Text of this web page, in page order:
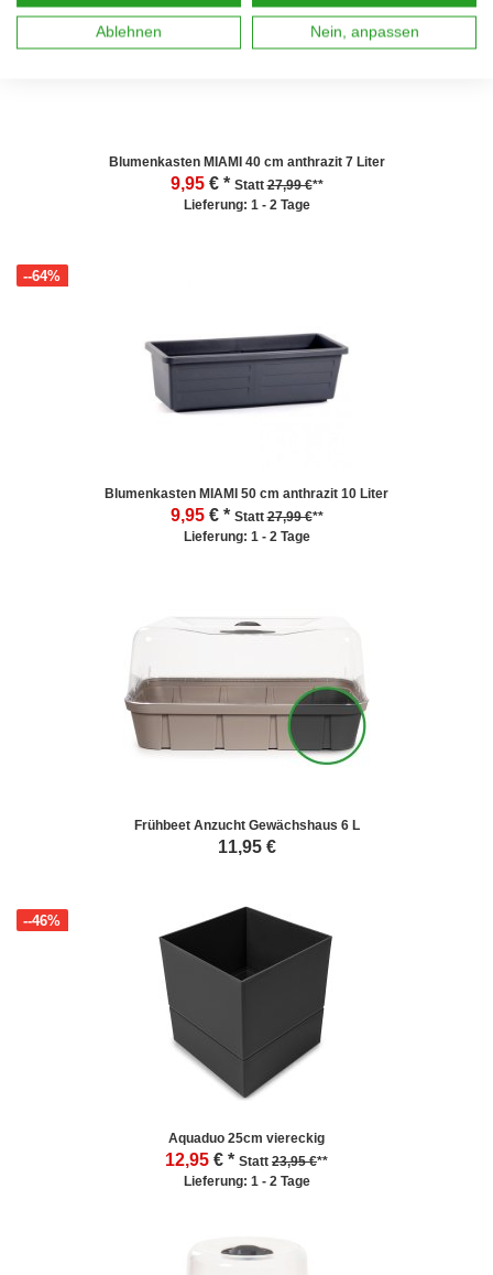
Blumenkasten MIAMI 40 cm anthrazit 7 Liter
9,95 € * Statt27,99 €**
Lieferung: 1 - 2 Tage
Blumenkasten MIAMI 50 cm anthrazit 10 Liter
9,95
--64%
€ * Statt27,99 €**
Lieferung: 1 - 2 Tage
Frühbeet Anzucht Gewächshaus 6 L
11,95€
Aquaduo 25cm viereckig
12,95
--46%
€ * Statt 23,95 €**
Lieferung: 1 - 2 Tage
Ablehnen Nein, anpassen